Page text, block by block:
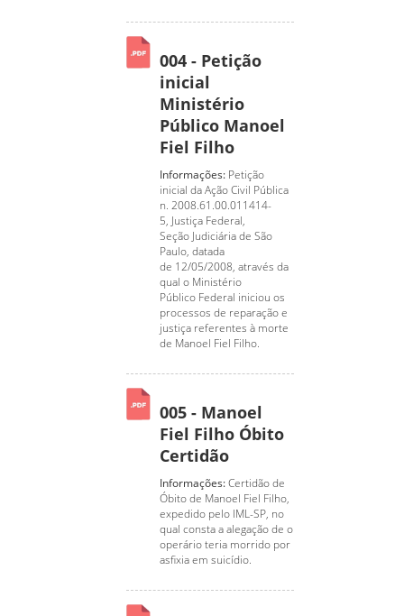
004 - Petição
inicial
Ministério
Público Manoel
Fiel Filho
Informações: Petição
inicial da Ação Civil Pública
n. 2008.61.00.011414-
5, Justiça Federal,
Seção Judiciária de São
Paulo, datada
de 12/05/2008, através da
qual o Ministério
Público Federal iniciou os
processos de reparação e
justiça referentes à morte
de Manoel Fiel Filho.
005 - Manoel
Fiel Filho Óbito
Certidão
Informações:Certidão de
Óbito de Manoel Fiel Filho,
expedido pelo IML-SP, no
qual consta a alegação de o
operário teria morrido por
asfixia em suicídio.